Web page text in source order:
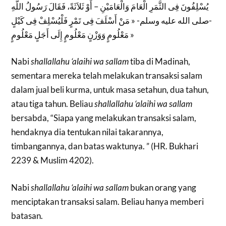
يُسْلِفُونَ فِى الثَّمَرِ الْعَامَ وَالْعَامَيْنِ – أَوْ ثَلاَثَةً، فَقَالَ رَسُولُ اللَّهِ
-صلى الله عليه وسلم- « مَنْ أَسْلَفَ فِى تَمْرٍ فَلْيُسْلِفْ فِى كَيْلٍ
مَعْلُومٍ وَوَزْنٍ مَعْلُومٍ إِلَى أَجَلٍ مَعْلُومٍ »
Nabishallallahu ‘alaihi wa sallamtiba di Madinah,
sementara mereka telah melakukan transaksi salam
dalam jual beli kurma, untuk masa setahun, dua tahun,
atau tiga tahun. Beliaushallallahu ‘alaihi wa sallam
bersabda, “Siapa yang melakukan transaksi salam,
hendaknya dia tentukan nilai takarannya,
timbangannya, dan batas waktunya. ” (HR. Bukhari
2239 & Muslim 4202).
Nabishallallahu ‘alaihi wa sallambukan orang yang
menciptakan transaksi salam. Beliau hanya memberi
batasan.